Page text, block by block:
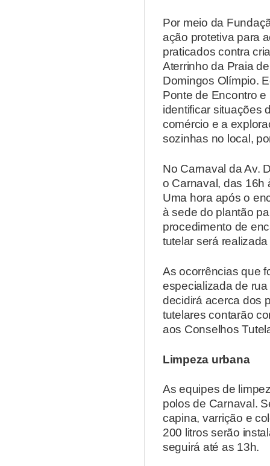
Por meio da
ação protetiva para
praticados contra
Aterrinho da Praia
Domingos Olímpio.
Ponte de Encontro
identificar situações
comércio e a
sozinhas no local,
No Carnaval da Av.
o Carnaval, das 16h
Uma hora após o
à sede do plantão
procedimento de
tutelar será
As ocorrências que
especializada de
decidirá acerca dos
tutelares contarão
aos Conselhos
Limpeza urbana
As equipes de
polos de Carnaval.
capina, varrição e
200 litros serão
seguirá até as 13h.